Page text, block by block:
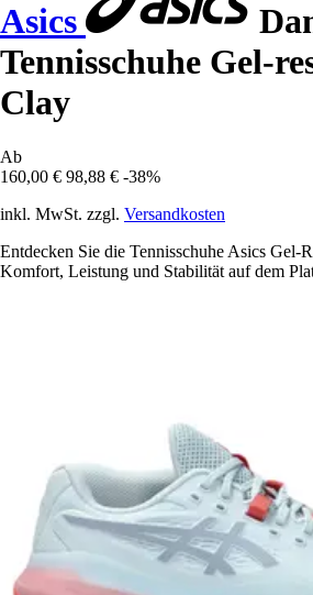
Asics
Tennisschuhe Gel-
Clay
Ab
160,00 € 98,88 € -38%
inkl. MwSt. zzgl. Versandkosten
Entdecken Sie die Tennisschuhe Asics Gel-
Komfort, Leistung und Stabilität auf dem